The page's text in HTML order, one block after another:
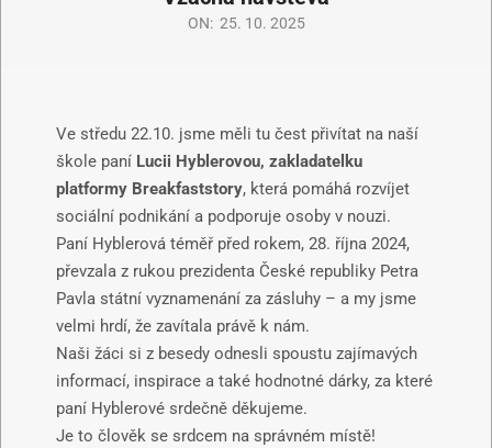
ON: 25. 10. 2025
Ve středu 22.10. jsme měli tu čest přivítat na naší
škole paní Lucii Hyblerovou, zakladatelku
platformy Breakfaststory, která pomáhá rozvíjet
sociální podnikání a podporuje osoby v nouzi.
Paní Hyblerová téměř před rokem, 28. října 2024,
převzala z rukou prezidenta České republiky Petra
Pavla státní vyznamenání za zásluhy – a my jsme
velmi hrdí, že zavítala právě k nám.
Naši žáci si z besedy odnesli spoustu zajímavých
informací, inspirace a také hodnotné dárky, za které
paní Hyblerové srdečně děkujeme.
Je to člověk se srdcem na správném místě!